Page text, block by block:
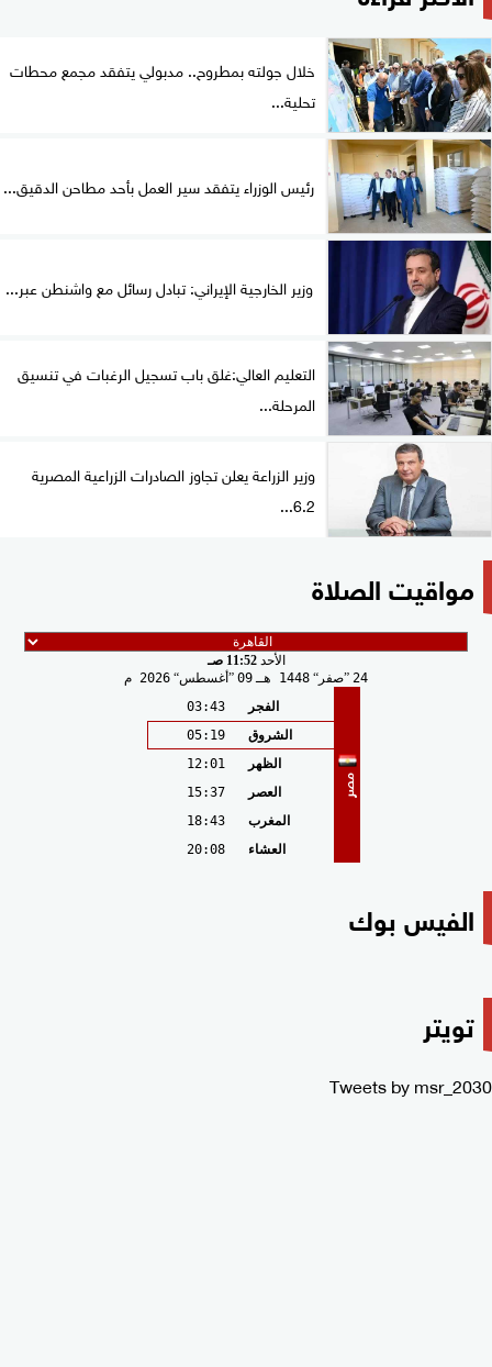
خلال جولته بمطروح.. مدبولي يتفقد مجمع محطات
تحلية...
رئيس الوزراء يتفقد سير العمل بأحد مطاحن الدقيق...
وزير الخارجية الإيراني: تبادل رسائل مع واشنطن عبر...
التعليم العالي:غلق باب تسجيل الرغبات في تنسيق
المرحلة...
وزير الزراعة يعلن تجاوز الصادرات الزراعية المصرية
6.2...
مواقيت الصلاة
الأحد11:52 صـ
24 صفر 1448 هـ 09 أغسطس 2026 م
مصر
الفجر
03:43
الشروق
05:19
الظهر
12:01
العصر
15:37
المغرب
18:43
العشاء
20:08
الفيس بوك
تويتر
Tweets by msr_2030